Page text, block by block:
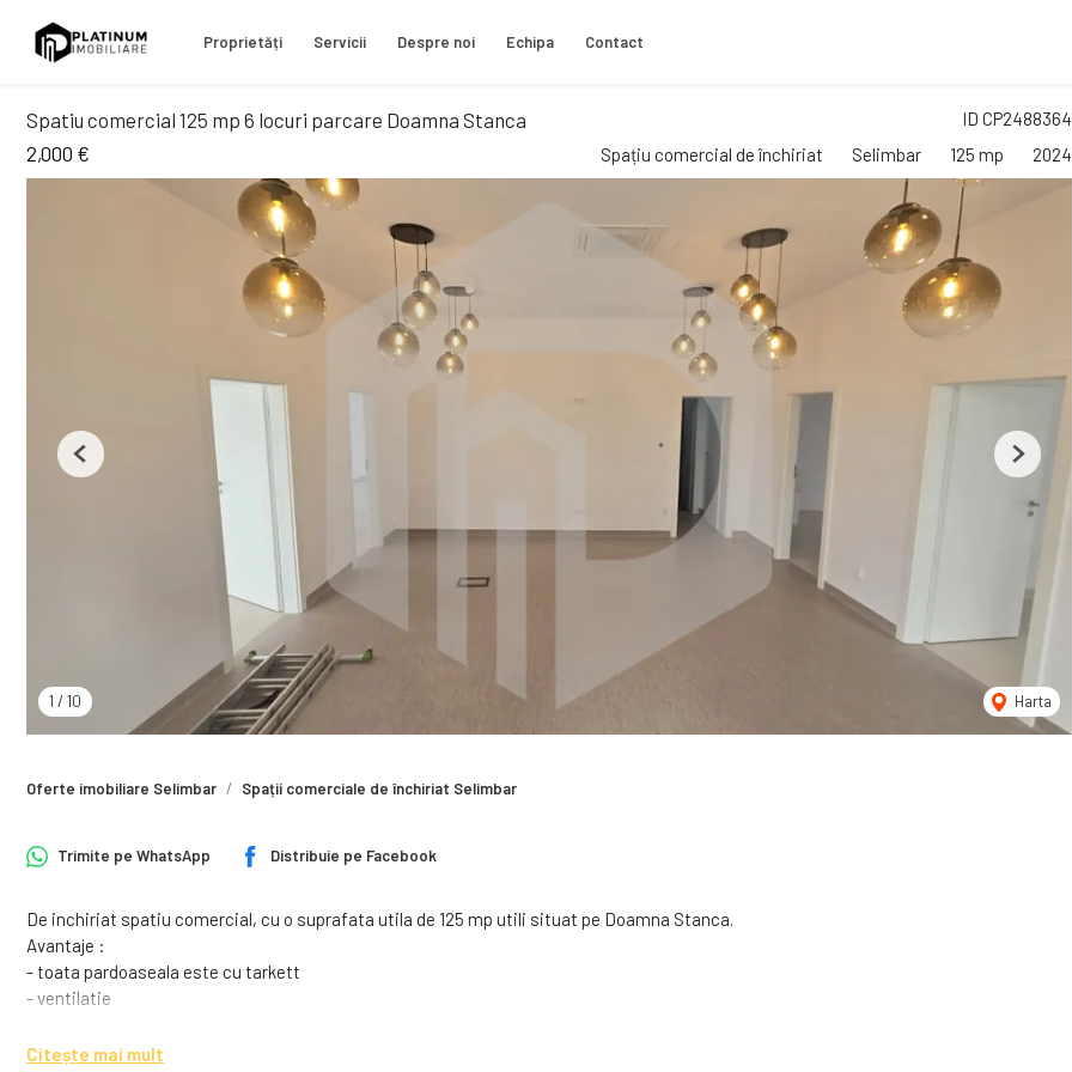
Proprietăți Servicii Despre noi Echipa Contact
ID CP2488364
Spatiu comercial 125 mp 6 locuri parcare Doamna Stanca
2,000 €
Spațiu comercial de închiriat Selimbar 125 mp 2024
1 / 10 Harta
Previous Next
Oferte imobiliare Selimbar Spații comerciale de închiriat Selimbar
Trimite pe WhatsApp Distribuie pe Facebook
De inchiriat spatiu comercial, cu o suprafata utila de 125 mp utili situat pe Doamna Stanca.
Avantaje :
- toata pardoaseala este cu tarkett
- ventilatie
- total decomandat
Citește mai mult